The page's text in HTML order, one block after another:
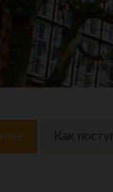
Как